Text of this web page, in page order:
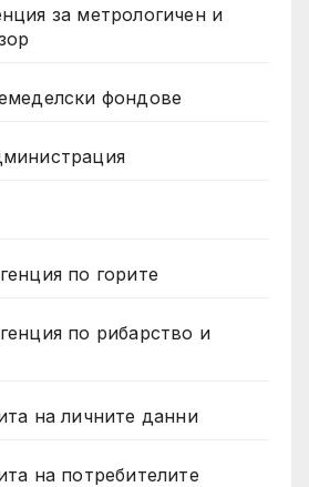
за метрологичен и
фондове
по горите
по рибарство и
на личните данни
на потребителите